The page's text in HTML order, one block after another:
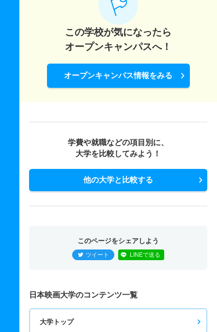
この学校が気になったら
オープンキャンパスへ！
オープンキャンパス情報をみる
学費や就職などの項目別に、
大学を比較してみよう！
他の大学と比較する
このページをシェアしよう
ツイート LINEで送る
日本映画大学のコンテンツ一覧
大学トップ